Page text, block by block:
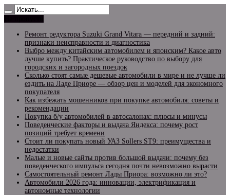
Ремонт редуктора Suzuki Grand Vitara — передний и задний:
признаки неисправности и диагностика
Выбро между китайским автомобилем и японским? Какое авто
лучше купить? Практическое руководство по выбору для
городских и загородных поездок
Сколько стоят самые дешевые автомобили в мире и не лучше ли
ездить на Ладе Приоре — обзор цен и моделей для экономного
покупателя
Как избежать мошенников при покупке автомобиля: советы и
рекомендации
Покупка б/у автомобилей в автосалонах: плюсы и минусы
Поведенческие факторы и выдача Яндекса: почему рост
позиций требует времени
Стоит ли покупать новый УАЗ Sollers ST9: преимущества и
недостатки
Малые и новые сайты против большой выдачи: почему без
поведенческого импульса сегодня почти невозможно вырасти
Самостоятельный ремонт Лады Приора: возможно ли это?
Автомобили 2026 года: инновации, электрификация и
автономные технологии